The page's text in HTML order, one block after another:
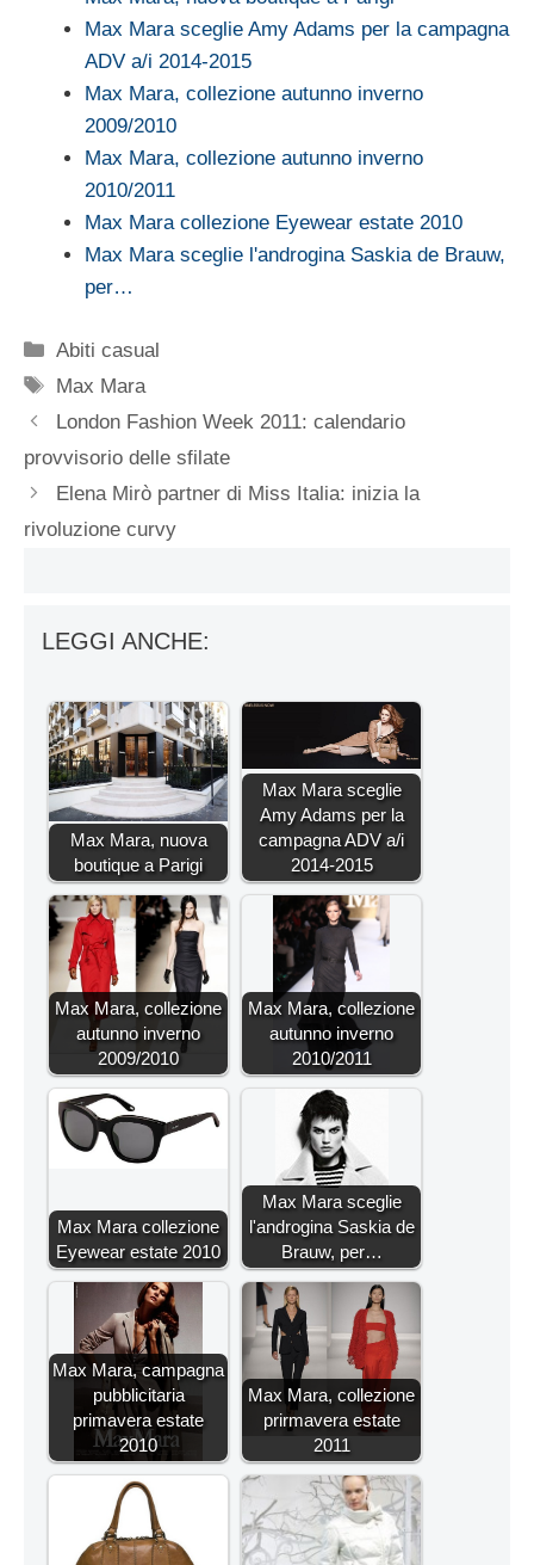
Max Mara sceglie Amy Adams per la campagna
ADV a/i 2014-2015
Max Mara, collezione autunno inverno
2009/2010
Max Mara, collezione autunno inverno
2010/2011
Max Mara collezione Eyewear estate 2010
Max Mara sceglie l'androgina Saskia de Brauw,
per…
Categorie
Abiti casual
Tag
Max Mara
London Fashion Week 2011: calendario
provvisorio delle sfilate
Elena Mirò partner di Miss Italia: inizia la
rivoluzione curvy
LEGGI ANCHE:
Max Mara, nuova
boutique a Parigi
Max Mara sceglie
Amy Adams per la
campagna ADV a/i
2014-2015
Max Mara, collezione
autunno inverno
2009/2010
Max Mara, collezione
autunno inverno
2010/2011
Max Mara collezione
Eyewear estate 2010
Max Mara sceglie
l'androgina Saskia de
Brauw, per…
Max Mara, campagna
pubblicitaria
primavera estate
2010
Max Mara, collezione
prirmavera estate
2011